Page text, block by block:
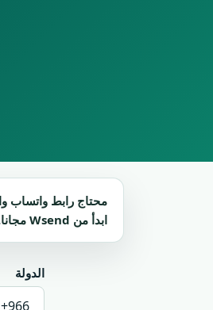
محتاج رابط واتساب
ابدأ من Wsend مجانا.
الدولة